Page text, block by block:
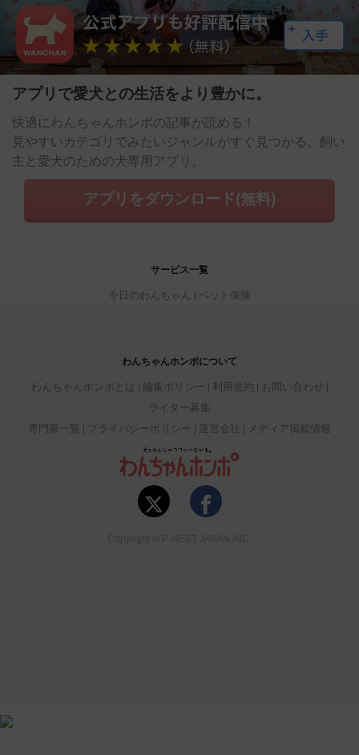
アプリで愛犬との生活をより豊かに。
快適にわんちゃんホンポの記事が読める！
見やすいカテゴリでみたいジャンルがすぐ見つかる。飼い
主と愛犬のための犬専用アプリ。
アプリをダウンロード(無料)
サービス一覧
今日のわんちゃん ペット保険
わんちゃんホンポについて
わんちゃんホンポとは 編集ポリシー 利用規約
お問い合わせ
ライター募集
専門家一覧
プライバシーポリシー 運営会社 メディア掲載情報